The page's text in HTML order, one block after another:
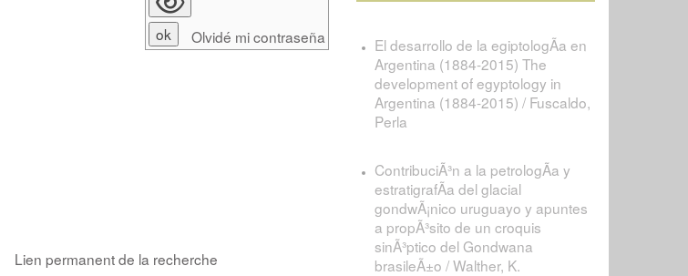
Lien permanent de la recherche
Olvidé mi contraseña
El desarrollo de la egiptologÃ­a en
Argentina (1884-2015) The
development of egyptology in
Argentina (1884-2015) / Fuscaldo,
Perla
ContribuciÃ³n a la petrologÃ­a y
estratigrafÃ­a del glacial
gondwÃ¡nico uruguayo y apuntes
a propÃ³sito de un croquis
sinÃ³ptico del Gondwana
brasileÃ±o / Walther, K.